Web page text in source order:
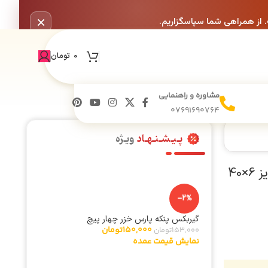
از همراهی شما سپاسگزاریم. ×
0 تومان
مشاوره و راهنمایی
07691690764
فیوز های ولتاژ شیشه ای ماکروفر 5KV 0.65A سایز 6×40
پـیـشـنـهـادویـژه
-2%
گیربکس پنکه پارس خزر چهار پیچ
153,000تومان150,000تومان
نمایش قیمت عمده